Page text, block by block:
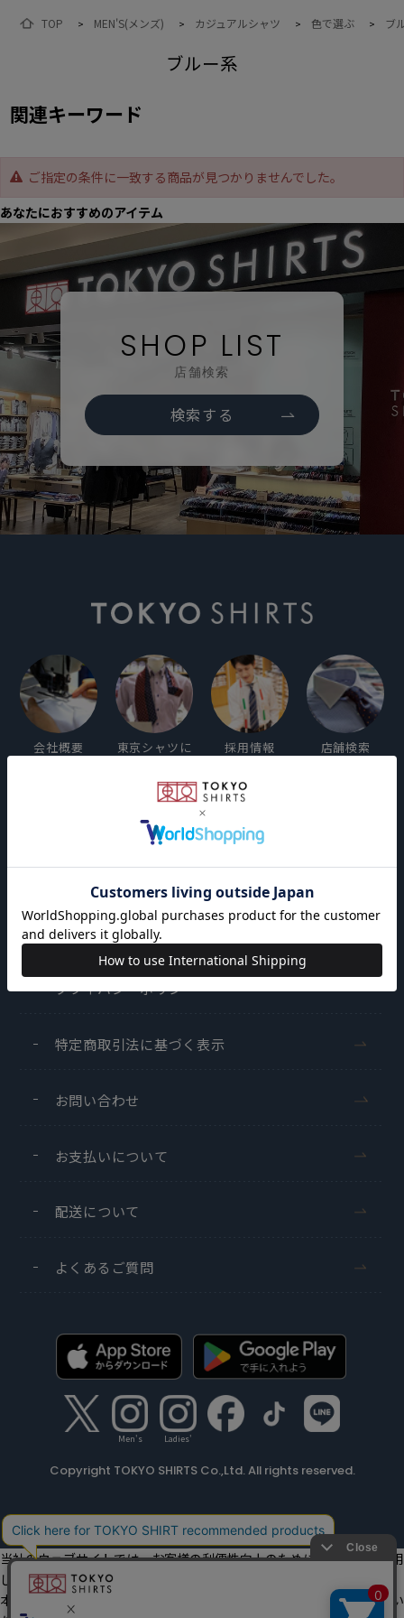
TOP > MEN'S(メンズ) > カジュアルシャツ > 色で選ぶ > ブ
ブルー系
関連キーワード
ご指定の条件に一致する商品が見つかりませんでした。
あなたにおすすめのアイテム
SHOP LIST
店舗検索
検索する
会社概要
東京シャツに
採用情報 店舗検索
ご利用ガイド
会員利用規約
プライバシーポリシー
特定商取引法に基づく表示
お問い合わせ
お支払いについて
配送について
よくあるご質問
Men's Ladies'
Copyright TOKYO SHIRTS Co.,Ltd. All rights reserved.
当社のウェブサイトでは、お客様の利便性向上のためにクッキーを利用
しています。
本ウェブサイトをこのままご利用になる場合、クッキーの使用に同意い